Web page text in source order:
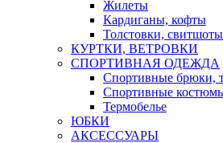
Жилеты
Кардиганы, кофты
Толстовки, свитшоты
КУРТКИ, ВЕТРОВКИ
СПОРТИВНАЯ ОДЕЖДА
Спортивные брюки,
Спортивные
Термобелье
ЮБКИ
AКСЕССУАРЫ